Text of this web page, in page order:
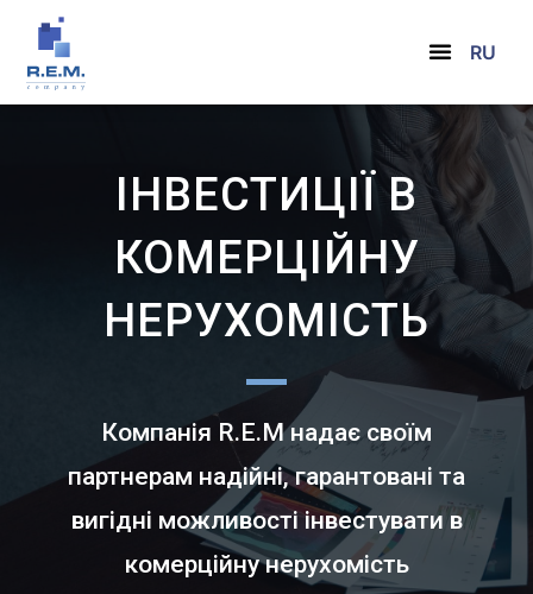
RU
ІНВЕСТИЦІЇ В
КОМЕРЦІЙНУ
НЕРУХОМІСТЬ
Компанія R.E.M надає своїм
партнерам надійні, гарантовані та
вигідні можливості інвестувати в
комерційну нерухомість